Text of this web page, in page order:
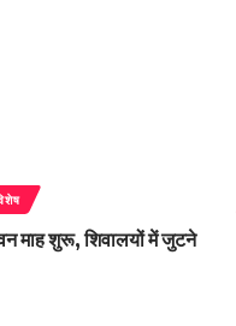
माह शुरू, शिवालयों में जुटने